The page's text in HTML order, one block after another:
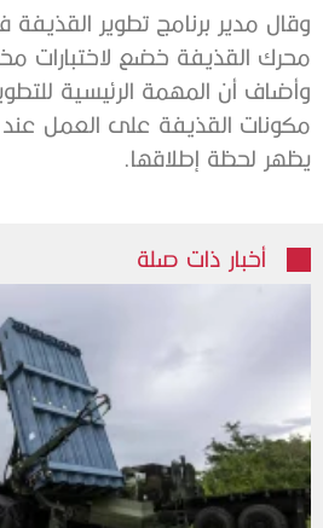
وأضاف أن المهمة الرئيسية
مكونات القذيفة على العمل
يظهر لحظة إطلاقها.
أخبار ذات صلة